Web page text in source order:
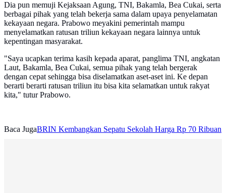
Dia pun memuji Kejaksaan Agung, TNI, Bakamla, Bea Cukai, serta
berbagai pihak yang telah bekerja sama dalam upaya penyelamatan
kekayaan negara. Prabowo meyakini pemerintah mampu
menyelamatkan ratusan triliun kekayaan negara lainnya untuk
kepentingan masyarakat.
"Saya ucapkan terima kasih kepada aparat, panglima TNI, angkatan
Laut, Bakamla, Bea Cukai, semua pihak yang telah bergerak
dengan cepat sehingga bisa diselamatkan aset-aset ini. Ke depan
berarti berarti ratusan triliun itu bisa kita selamatkan untuk rakyat
kita," tutur Prabowo.
Baca JugaBRIN Kembangkan Sepatu Sekolah Harga Rp 70 Ribuan